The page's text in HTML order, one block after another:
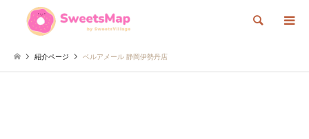
検索
紹介ページ ベルアメール 静岡伊勢丹店